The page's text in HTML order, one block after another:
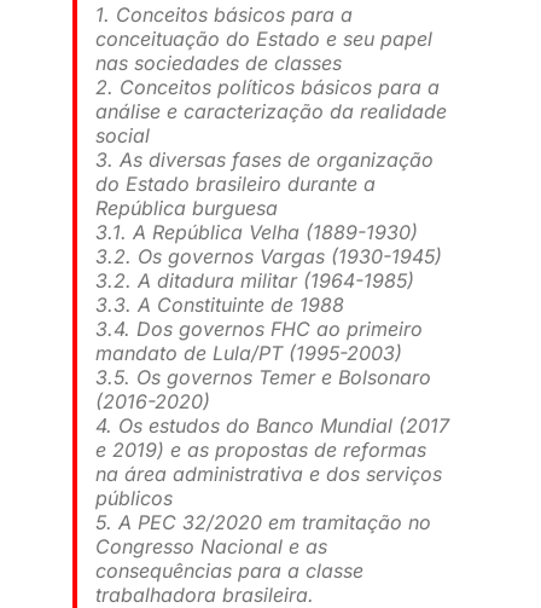
1. Conceitos básicos para a
conceituação do Estado e seu papel
nas sociedades de classes
2. Conceitos políticos básicos para a
análise e caracterização da realidade
social
3. As diversas fases de organização
do Estado brasileiro durante a
República burguesa
3.1. A República Velha (1889-1930)
3.2. Os governos Vargas (1930-1945)
3.2. A ditadura militar (1964-1985)
3.3. A Constituinte de 1988
3.4. Dos governos FHC ao primeiro
mandato de Lula/PT (1995-2003)
3.5. Os governos Temer e Bolsonaro
(2016-2020)
4. Os estudos do Banco Mundial (2017
e 2019) e as propostas de reformas
na área administrativa e dos serviços
públicos
5. A PEC 32/2020 em tramitação no
Congresso Nacional e as
consequências para a classe
trabalhadora brasileira.